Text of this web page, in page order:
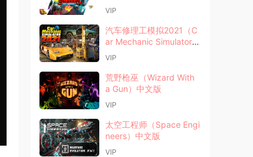
Mr X. Nightmare）
VIP
汽车修理工模拟2021（C
ar Mechanic Simulator 2
021）中文版
VIP
荒野枪巫（Wizard With
a Gun）中文版
VIP
太空工程师（Space Engi
neers）中文版
VIP